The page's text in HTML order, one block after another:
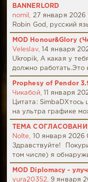
BANNERLORD
nomil,
27 января 2026
Robin God, русский
MOD Honour&Glory
Veleslav,
14 января
Ukropik, А какая у
должно работать.Это
Prophesy of Pendor
Чикабой,
11 января
Цитата: SimbaDХтось
на ультра графике
ТЕМА
Nolte,
10 января 2026
Здравствуйте!
том числе) я
MOD Diplomacy -
yura20352,
9 января